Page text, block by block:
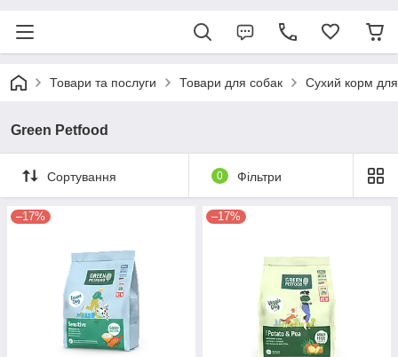
Товари та послуги Товари для собак Сухий корм
Green Petfood
Сортування 0 Фільтри
–17% –17%